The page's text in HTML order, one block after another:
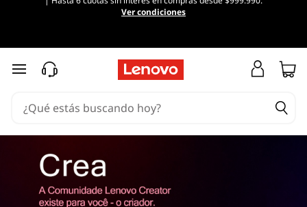
Ver condiciones
Ir al contenido principal